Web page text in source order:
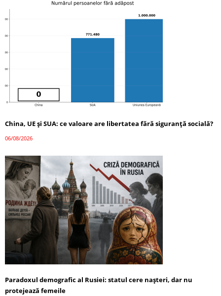
China, UE și SUA: ce valoare are libertatea fără siguranță socială?
06/08/2026
Paradoxul demografic al Rusiei: statul cere nașteri, dar nu
protejează femeile